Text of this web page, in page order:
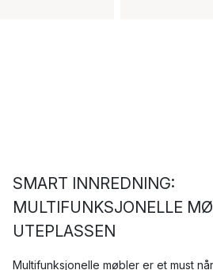
SMART INNREDNING:
MULTIFUNKSJONELLE
UTEPLASSEN
Multifunksjonelle møbler er et must